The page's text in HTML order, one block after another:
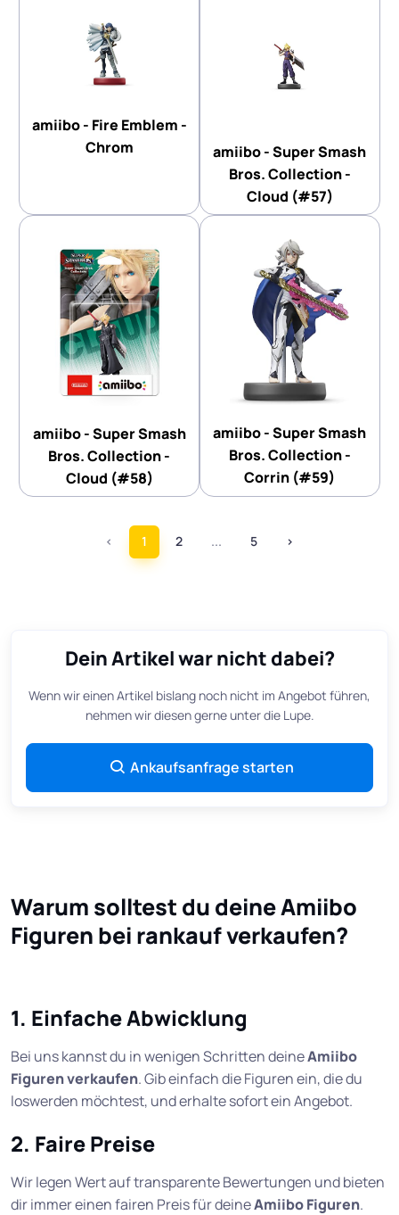
amiibo - Fire Emblem -
Chrom
amiibo - Super Smash
Bros. Collection -
Cloud (#57)
amiibo - Super Smash
Bros. Collection -
Cloud (#58)
amiibo - Super Smash
Bros. Collection -
Corrin (#59)
‹ 1 2 ... 5 ›
Dein Artikel war nicht dabei?
Wenn wir einen Artikel bislang noch nicht im Angebot führen,
nehmen wir diesen gerne unter die Lupe.
Ankaufsanfrage starten
Warum solltest du deine Amiibo
Figuren bei rankauf verkaufen?
1. Einfache Abwicklung
Bei uns kannst du in wenigen Schritten deineAmiibo
Figuren verkaufen. Gib einfach die Figuren ein, die du
loswerden möchtest, und erhalte sofort ein Angebot.
2. Faire Preise
Wir legen Wert auf transparente Bewertungen und bieten
dir immer einen fairen Preis für deineAmiibo Figuren.